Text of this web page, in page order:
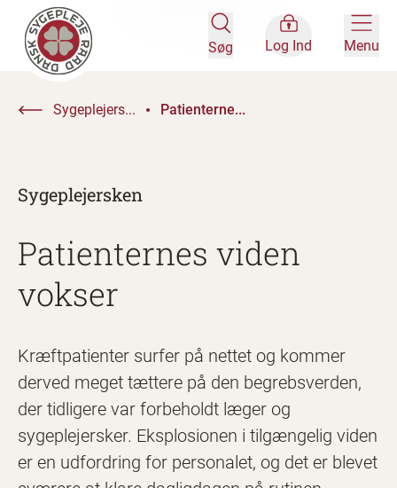
Søg Log Ind Menu
Sygeplejers... Patienterne...
Sygeplejersken
Patienternes viden
vokser
Kræftpatienter surfer på nettet og kommer
derved meget tættere på den begrebsverden,
der tidligere var forbeholdt læger og
sygeplejersker. Eksplosionen i tilgængelig viden
er en udfordring for personalet, og det er blevet